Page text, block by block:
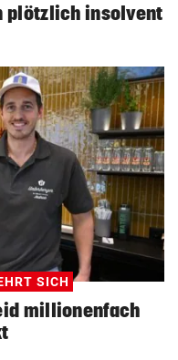
plötzlich insolvent
SICH
millionenfach